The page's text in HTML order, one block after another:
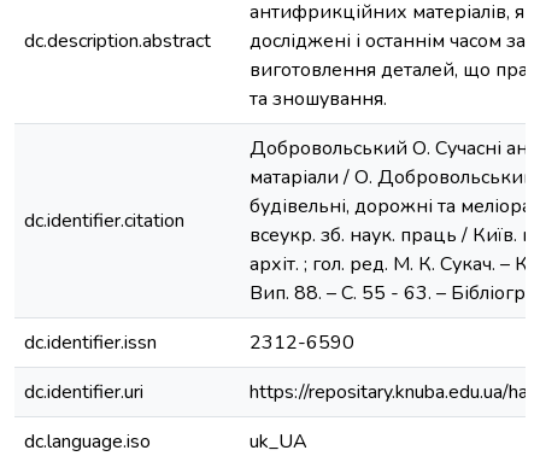
dc.description.abstract
антифрикційних матеріалів,
досліджені і останнім часом
виготовлення деталей, що
та зношування.
dc.identifier.citation
Добровольський О. Сучасні
матаріали / О.
будівельні, дорожні та
всеукр. зб. наук. праць / Київ.
архіт. ; гол. ред. М. К. Сукач. –
Вип. 88. – С. 55 - 63. – Бібліогр.
dc.identifier.issn
2312-6590
dc.identifier.uri
https://repositary.knuba.edu.ua/
dc.language.iso
uk_UA